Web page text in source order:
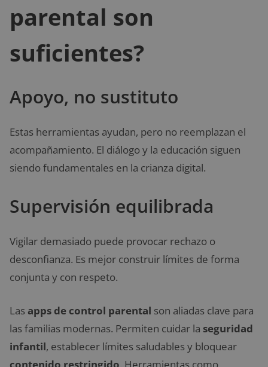
parental son
suficientes?
Apoyo, no sustituto
Estas herramientas ayudan, pero no reemplazan el
acompañamiento. El diálogo y la educación siguen
siendo fundamentales en la crianza digital.
Supervisión equilibrada
Vigilar demasiado puede provocar rechazo o
desconfianza. Es mejor construir límites de forma
conjunta y con respeto.
Las apps de control parental son aliadas clave para
las familias modernas. Permiten cuidar la seguridad
infantil, establecer límites saludables y bloquear